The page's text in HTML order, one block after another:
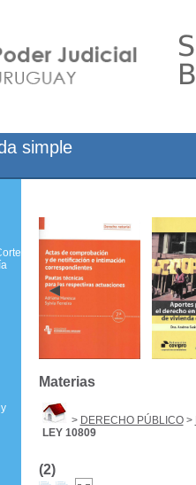
Materias
> DERECHO PÚBLICO>
LEY 10809
(2)
simple